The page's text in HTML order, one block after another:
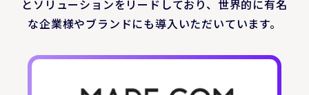
とソリューションをリードしており、 世界的に有名
な企業様やブランドにも導入いただいています。